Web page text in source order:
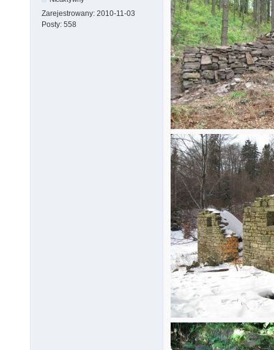
Zarejestrowany: 2010-11-03
Posty: 558